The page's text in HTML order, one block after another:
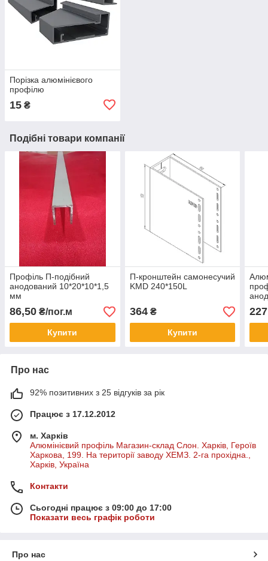
Порізка алюмінієвого
профілю
15 ₴
Подібні товари компанії
Профіль П-подібний
анодований 10*20*10*1,5
мм
86,50 ₴/пог.м
Купити
П-кронштейн самонесучий
KMD 240*150L
364₴
Купити
Про нас
92% позитивних з 25 відгуків за рік
Працює з 17.12.2012
м. Харків
Алюмінієвий профіль Магазин-склад Слон. Харків, Героїв
Харкова, 199. На території заводу ХЕМЗ. 2-га прохідна.,
Харків, Україна
Контакти
Сьогодні працює з 09:00 до 17:00
Показати весь графік роботи
Про нас